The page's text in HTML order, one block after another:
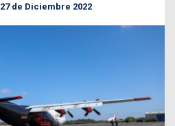
27 de Diciembre 2022